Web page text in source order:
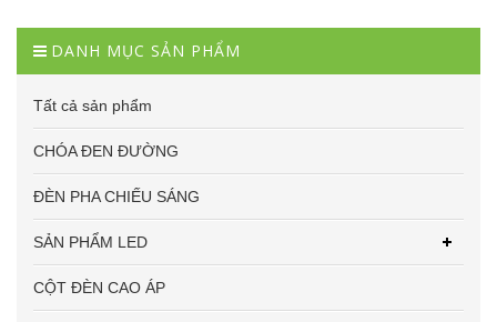
DANH MỤC SẢN PHẨM
Tất cả sản phẩm
CHÓA ĐEN ĐƯỜNG
ĐÈN PHA CHIẾU SÁNG
SẢN PHẨM LED
CỘT ĐÈN CAO ÁP